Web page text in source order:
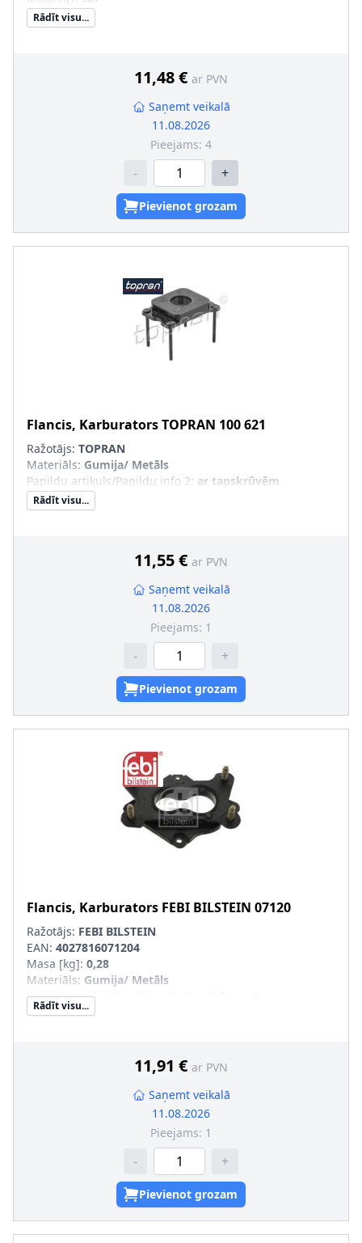
Rādīt visu...
11,48 € ar PVN
Saņemt veikalā
11.08.2026
Pieejams: 4
- +
Pievienot grozam
Flancis, KarburatorsTOPRAN 100 621
Ražotājs: TOPRAN
Materiāls: Gumija/ Metāls
Papildu artikuls/Papildu info 2: ar tapskrūvēm
Rādīt visu...
11,55 € ar PVN
Saņemt veikalā
11.08.2026
Pieejams: 1
- +
Pievienot grozam
Flancis, Karburators FEBI BILSTEIN 07120
Ražotājs: FEBI BILSTEIN
EAN: 4027816071204
Masa [kg]: 0,28
Materiāls: Gumija/ Metāls
Papildu artikuls/Papildu info 2
Rādīt visu...
11,91 € ar PVN
Saņemt veikalā
11.08.2026
Pieejams: 1
- +
Pievienot grozam